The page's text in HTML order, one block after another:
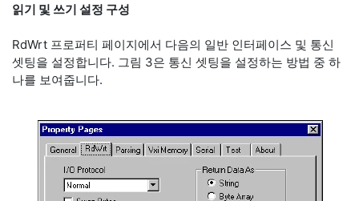
읽기 및 쓰기 설정 구성
RdWrt 프로퍼티 페이지에서 다음의 일반 인터페이스 및 통신
셋팅을 설정합니다. 그림 3은 통신 셋팅을 설정하는 방법 중 하
나를 보여줍니다.